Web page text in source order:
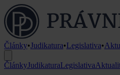
Články•Judikatura•Legislativa•
ČlánkyJudikaturaLegislativa